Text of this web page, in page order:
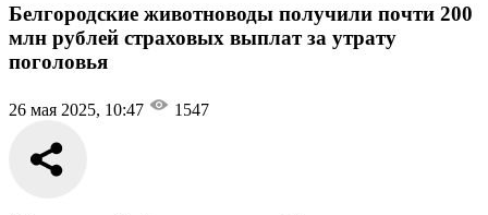
Белгородские животноводы получили почти 200
млн рублей страховых выплат за утрату
поголовья
26 мая 2025, 10:47 1547